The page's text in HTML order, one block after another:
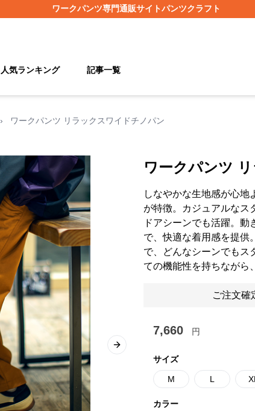
ワークパンツ専門通販サイトパンツクラフト
人気ランキング 記事一覧
› ワークパンツ リラックスワイドチノパン
Next slide
ワークパンツ
しなやかな生地感が心地
が特徴。カジュアルなス
ドアシーンでも活躍。
で、快適な着用感を提供
で、どんなシーンでもス
ての機能性を持ちながら
ご注文確
7,660 円
サイズ
M L XL
カラー